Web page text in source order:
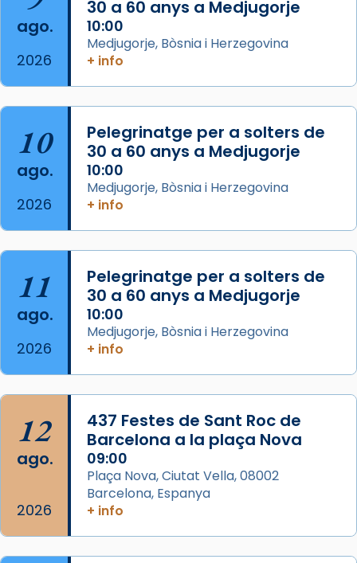
2 weeks ago
Aquest dilluns, 27 de juliol, ha tingut lloc la
missa d’acció de gràcies en agraïment al
comitè organitzador de la visita apostòlica
del Sant Pare Lleó XIV a Barcelona, i als
col·laboradors, a la Catedral de Barcelona.
L’arquebisbe de Barcelona, el cardenal Joan
Josep Omella, ha presidit la missa i l’ha
concelebrat el bisbe auxiliar de Barcelona,
Mons. David Abadías.
📸 Dr. G. Simón
Foto
View on Facebook · Share
Arquebisbat de Barcelona
2 weeks ago
Acompanyant la història de sant Cugat, a
partir de l’Edat Mitjana sorgeix la tradició
que les santes Juliana (“relatiu a Júlia”) i
Semproniana (“relatiu a Semprònia =
eterna”) són deixebles seves. I l’any 1667, el
frare Joan Gaspar Roig, afirma en una obra
que les santes són filles de l’antiga Iluro.
Mataró en reivindicarà les relíq
ago.
2026
30 a 60 anys a Medjugorje
10:00
Medjugorje, Bòsnia i Herzegovina
+ info
10
ago.
2026
Pelegrinatge per a solters de
30 a 60 anys a Medjugorje
10:00
Medjugorje, Bòsnia i Herzegovina
+ info
11
ago.
2026
Pelegrinatge per a solters de
30 a 60 anys a Medjugorje
10:00
Medjugorje, Bòsnia i Herzegovina
+ info
12
ago.
2026
437 Festes de Sant Roc de
Barcelona a la plaça Nova
09:00
Plaça Nova, Ciutat Vella, 08002
Barcelona, Espanya
+ info